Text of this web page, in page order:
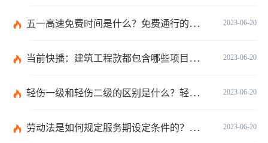
2023-06-20
五一高速免费时间是什么？免费通行的时间范围是什么？|当前速递
2023-06-20
当前快播：建筑工程款都包含哪些项目？建筑施工纠纷管辖法院如何确定？
2023-06-20
轻伤一级和轻伤二级的区别是什么？轻伤一级的内容都包括哪些？
2023-06-20
劳动法是如何规定服务期设定条件的？劳动法调整的劳动关系包含哪些呢？